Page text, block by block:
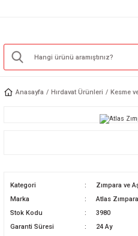
Anasayfa Hırdavat Ürünleri Kesme
Kategori
Zımpara ve
Marka
Atlas Zımpara
Stok Kodu
3980
Garanti Süresi
24 Ay